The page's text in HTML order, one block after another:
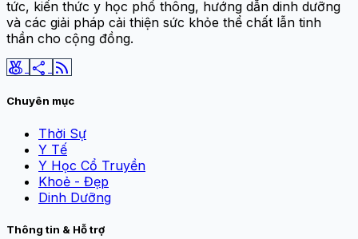
tức, kiến thức y học phổ thông, hướng dẫn dinh dưỡng
và các giải pháp cải thiện sức khỏe thể chất lẫn tinh
thần cho cộng đồng.
social_leaderboard share rss_feed
Chuyên mục
Thời Sự
Y Tế
Y Học Cổ Truyền
Khoẻ - Đẹp
Dinh Dưỡng
Thông tin & Hỗ trợ